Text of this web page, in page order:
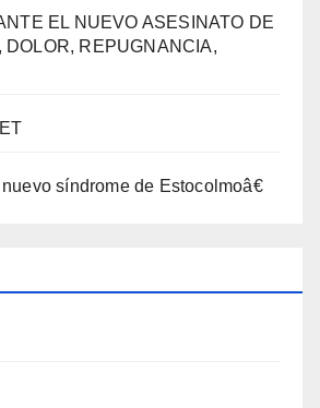
EL NUEVO ASESINATO DE
DOLOR, REPUGNANCIA,
sí­ndrome de Estocolmoâ€